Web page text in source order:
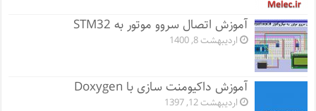
آموزش اتصال سروو موتور به STM32
اردیبهشت 8, 1400
آموزش داکیومنت سازی با Doxygen
اردیبهشت 12, 1397